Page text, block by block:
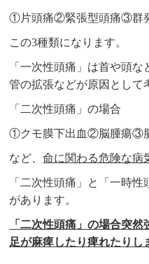
①片頭痛②緊張型頭痛③群
この3種類になります。
「一次性頭痛」は首や頭
管の拡張などが原因として
「二次性頭痛」の場合
①クモ膜下出血②脳腫瘍③
など、命に関わる危険な病
「二次性頭痛」と「一時
があります。
「二次性頭痛」の場合突
足が麻痺したり痺れたりし